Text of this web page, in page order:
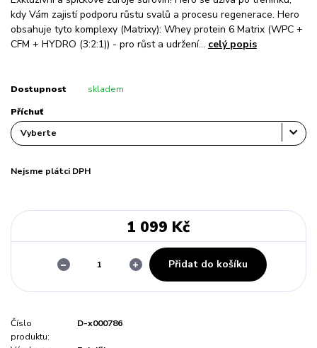
kdy Vám zajistí podporu růstu svalů a procesu regenerace. Hero
obsahuje tyto komplexy (Matrixy): Whey protein 6 Matrix (WPC +
CFM + HYDRO (3:2:1)) - pro růst a udržení... celý popis
Dostupnost skladem
Příchuť
Nejsme plátci DPH
1 099 Kč
Přidat do košíku
Číslo
produktu:
D-x000786